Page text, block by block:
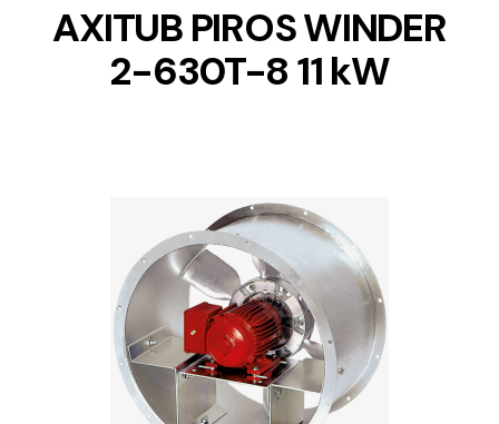
AXITUB PIROS WINDER
2-630T-8 11 kW
DETAILS